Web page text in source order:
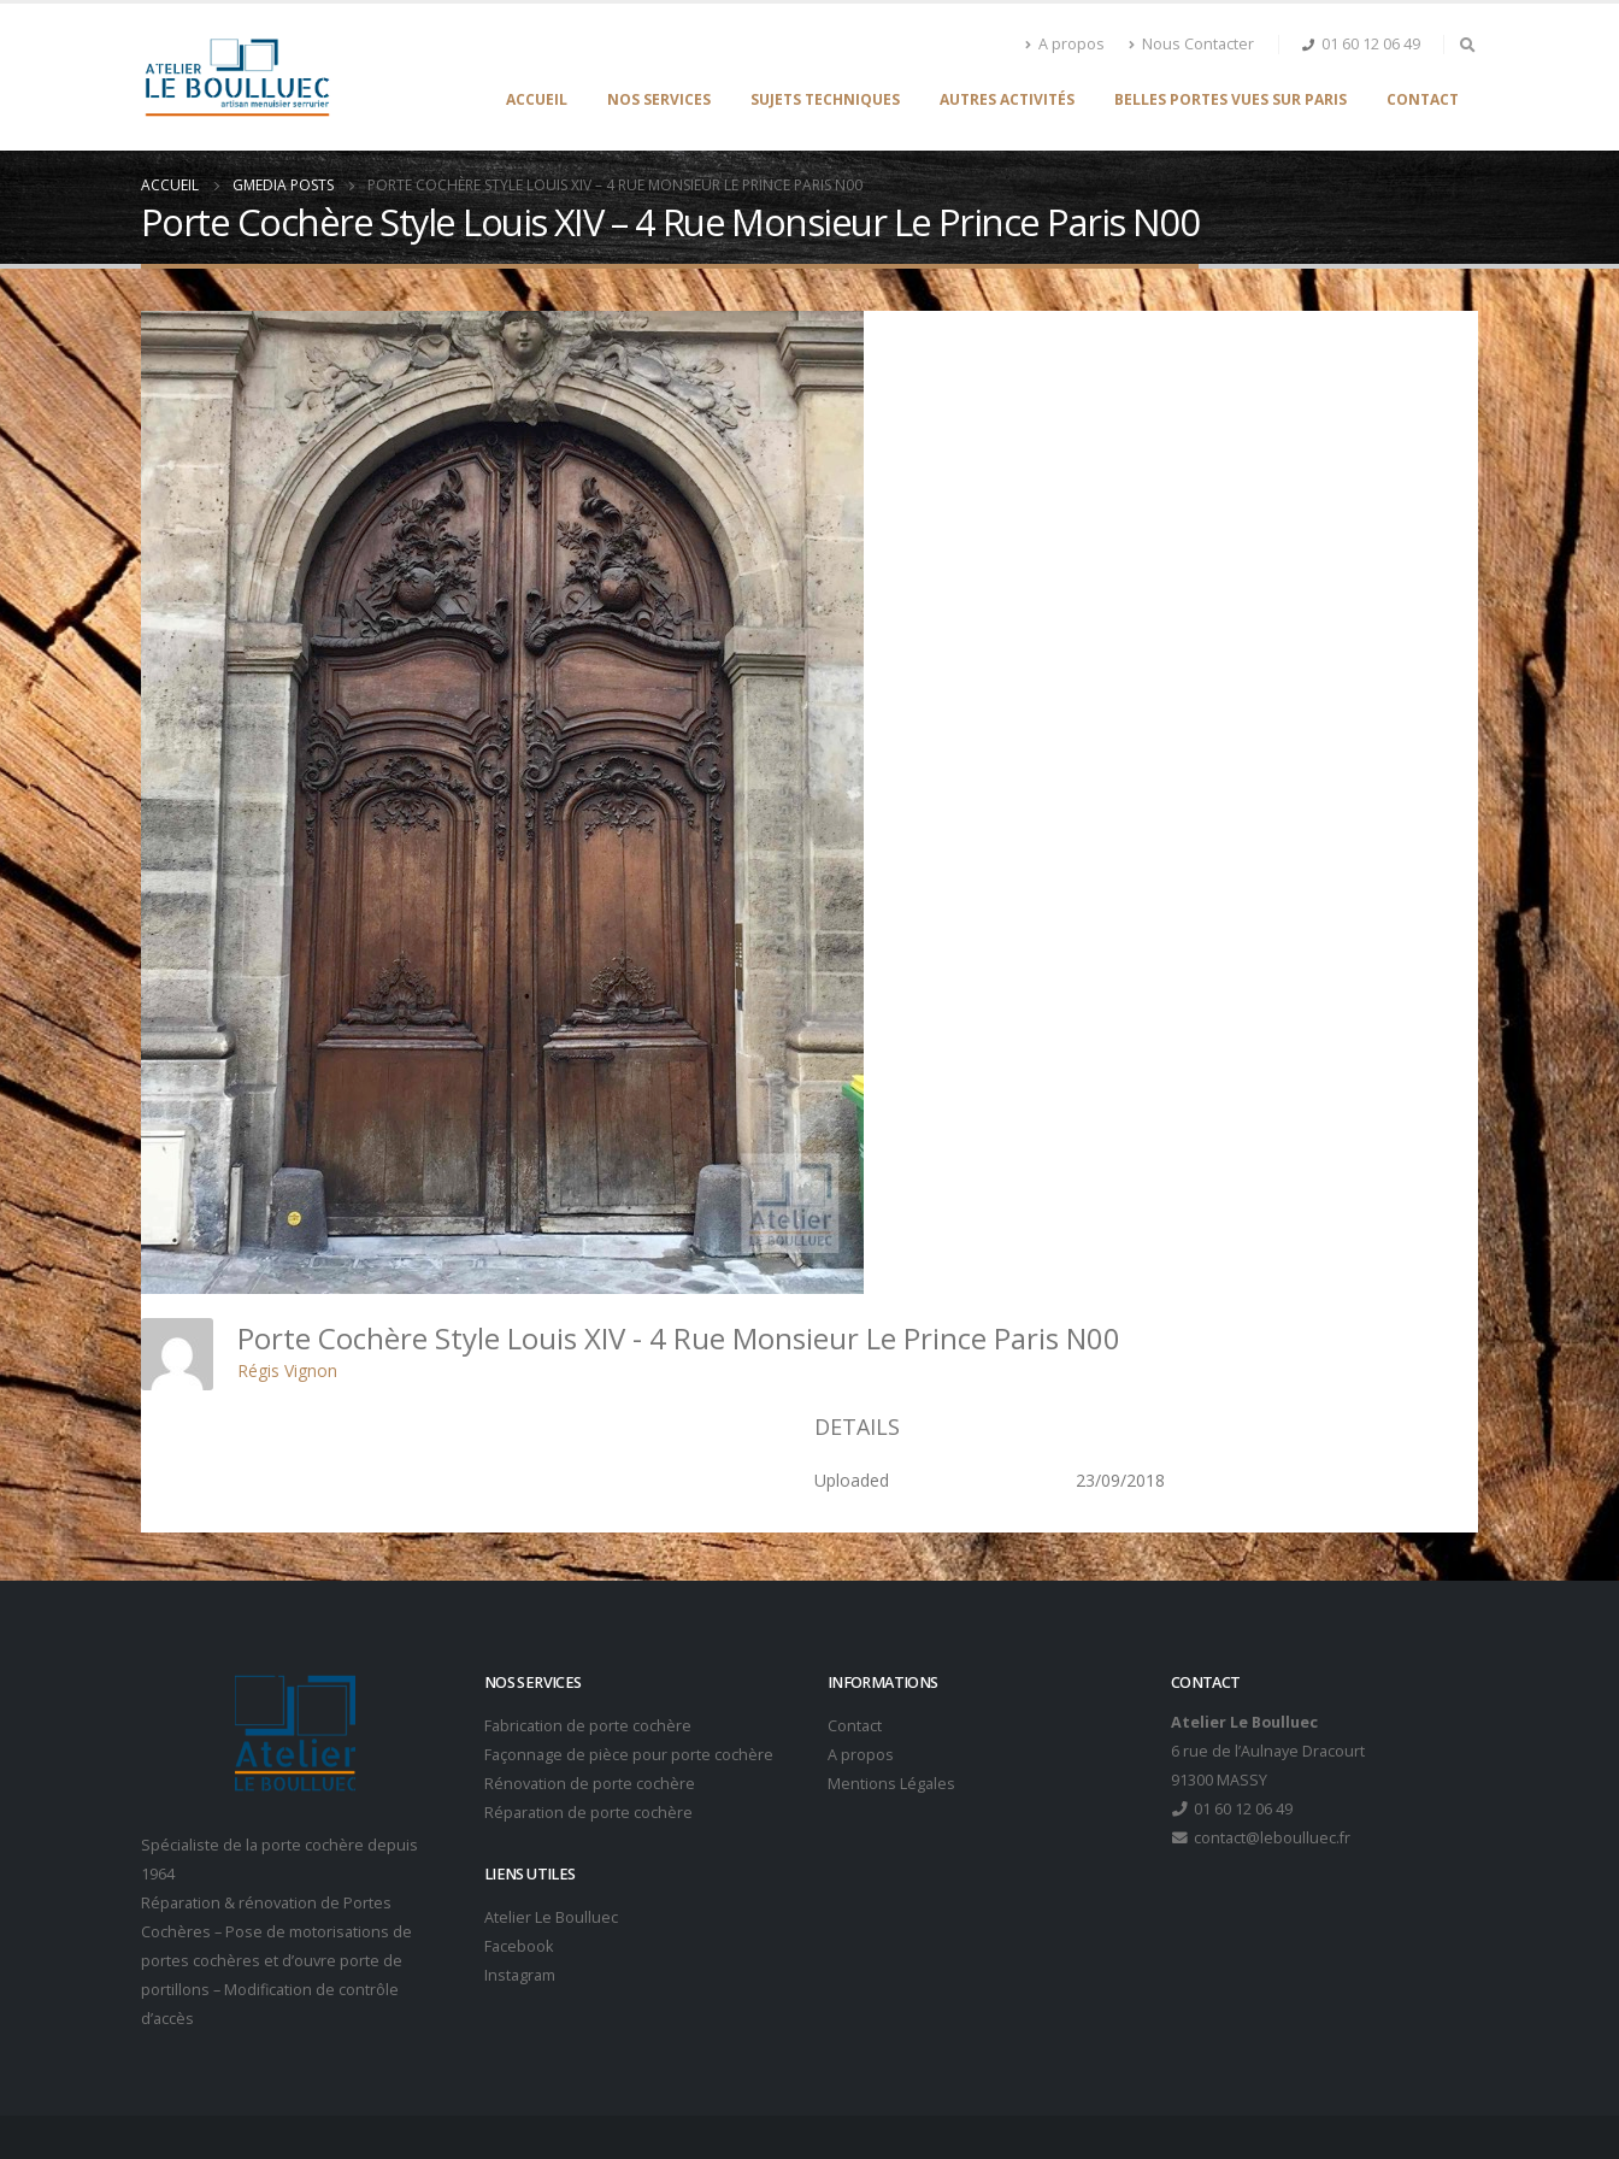
A propos Nous Contacter 01 60 12 06 49
ACCUEIL NOS SERVICES SUJETS TECHNIQUES AUTRES ACTIVITÉS BELLES PORTES VUES SUR PARIS CONTACT
ACCUEIL GMEDIA POSTS PORTE COCHÈRE STYLE LOUIS XIV – 4 RUE MONSIEUR LE PRINCE PARIS N00
Porte Cochère Style Louis XIV – 4 Rue Monsieur Le Prince Paris N00
Porte Cochère Style Louis XIV - 4 Rue Monsieur Le Prince Paris N00
Régis Vignon
DETAILS
Uploaded 23/09/2018
Spécialiste de la porte cochère depuis
1964
Réparation & rénovation de Portes
Cochères – Pose de motorisations de
portes cochères et d’ouvre porte de
portillons – Modification de contrôle
d’accès
NOS SERVICES
Fabrication de porte cochère
Façonnage de pièce pour porte cochère
Rénovation de porte cochère
Réparation de porte cochère
LIENS UTILES
Atelier Le Boulluec
Facebook
Instagram
INFORMATIONS
Contact
A propos
Mentions Légales
CONTACT
Atelier Le Boulluec
6 rue de l’Aulnaye Dracourt
91300 MASSY
01 60 12 06 49
contact@leboulluec.fr